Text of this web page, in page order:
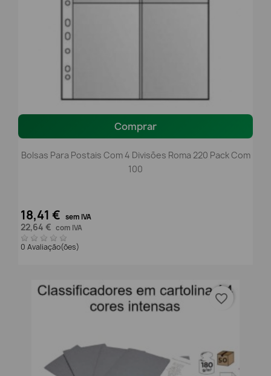
Comprar
Bolsas Para Postais Com 4 Divisões Roma 220 Pack Com
100
18,41 € sem IVA
22,64 € com IVA
0 Avaliação(ões)
favorite_border